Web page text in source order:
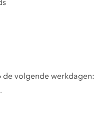
volgende